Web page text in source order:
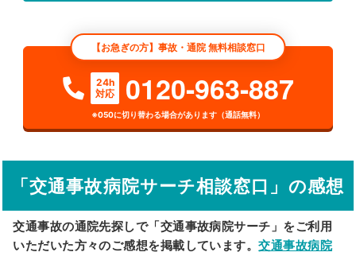
検索する
詳細条件で絞り込む
その他の検索方法
駅から探す 院名から探す
【お急ぎの方】事故・通院 無料相談窓口
24h
対応
0120-963-887
※050に切り替わる場合があります（通話無料）
「交通事故病院サーチ相談窓口」の感想
交通事故の通院先探しで「交通事故病院サーチ」をご利用
いただいた方々のご感想を掲載しています。交通事故病院